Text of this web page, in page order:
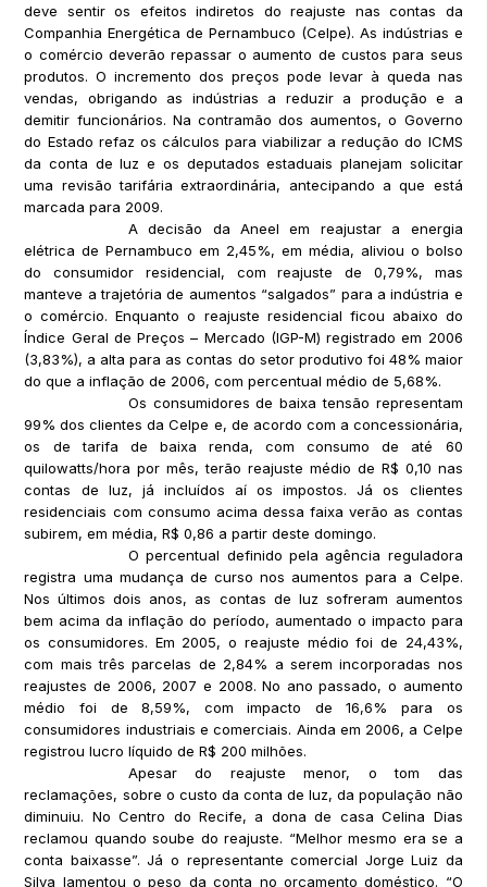
deve sentir os efeitos indiretos do reajuste nas contas da
Companhia Energética de Pernambuco (Celpe). As indústrias e
o comércio deverão repassar o aumento de custos para seus
produtos. O incremento dos preços pode levar à queda nas
vendas, obrigando as indústrias a reduzir a produção e a
demitir funcionários. Na contramão dos aumentos, o Governo
do Estado refaz os cálculos para viabilizar a redução do ICMS
da conta de luz e os deputados estaduais planejam solicitar
uma revisão tarifária extraordinária, antecipando a que está
marcada para 2009.
A decisão da Aneel em reajustar a energia
elétrica de Pernambuco em 2,45%, em média, aliviou o bolso
do consumidor residencial, com reajuste de 0,79%, mas
manteve a trajetória de aumentos “salgados” para a indústria e
o comércio. Enquanto o reajuste residencial ficou abaixo do
Índice Geral de Preços – Mercado (IGP-M) registrado em 2006
(3,83%), a alta para as contas do setor produtivo foi 48% maior
do que a inflação de 2006, com percentual médio de 5,68%.
Os consumidores de baixa tensão representam
99% dos clientes da Celpe e, de acordo com a concessionária,
os de tarifa de baixa renda, com consumo de até 60
quilowatts/hora por mês, terão reajuste médio de R$ 0,10 nas
contas de luz, já incluídos aí os impostos. Já os clientes
residenciais com consumo acima dessa faixa verão as contas
subirem, em média, R$ 0,86 a partir deste domingo.
O percentual definido pela agência reguladora
registra uma mudança de curso nos aumentos para a Celpe.
Nos últimos dois anos, as contas de luz sofreram aumentos
bem acima da inflação do período, aumentado o impacto para
os consumidores. Em 2005, o reajuste médio foi de 24,43%,
com mais três parcelas de 2,84% a serem incorporadas nos
reajustes de 2006, 2007 e 2008. No ano passado, o aumento
médio foi de 8,59%, com impacto de 16,6% para os
consumidores industriais e comerciais. Ainda em 2006, a Celpe
registrou lucro líquido de R$ 200 milhões.
Apesar do reajuste menor, o tom das
reclamações, sobre o custo da conta de luz, da população não
diminuiu. No Centro do Recife, a dona de casa Celina Dias
reclamou quando soube do reajuste. “Melhor mesmo era se a
conta baixasse”. Já o representante comercial Jorge Luiz da
Silva lamentou o peso da conta no orçamento doméstico. “O